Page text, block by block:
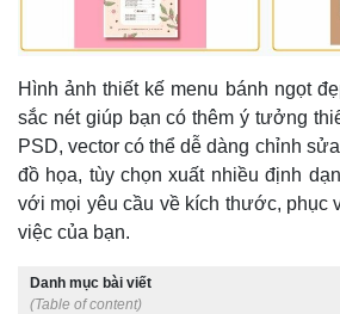
Hình ảnh thiết kế menu bánh ngọt
sắc nét giúp bạn có thêm ý tưởng
PSD, vector có thể dễ dàng chỉnh
đồ họa, tùy chọn xuất nhiều định
với mọi yêu cầu về kích thước, phục
việc của bạn.
Danh mục bài viết
(Table of content)